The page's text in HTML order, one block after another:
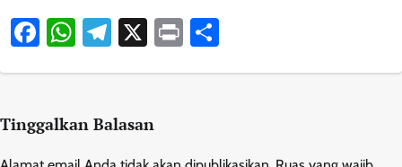
Facebook
WhatsApp
Telegram
X Print
Tinggalkan Balasan